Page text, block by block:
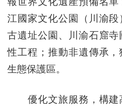
江國家文化公園（川渝
古遺址公園、川渝石窟
性工程；推動非遺傳承
生態保護區。
優化文旅服務，構建